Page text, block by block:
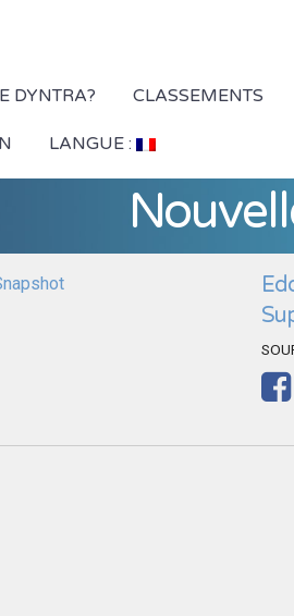
DYNTRA? CLASSEMENTS
LANGUE :